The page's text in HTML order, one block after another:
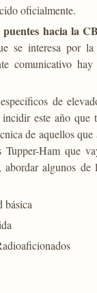
oficialmente.
hacia la CB
se interesa por
comunicativo
de
este año que
de aquellos
Tupper-Ham que
abordar algunos de
básica